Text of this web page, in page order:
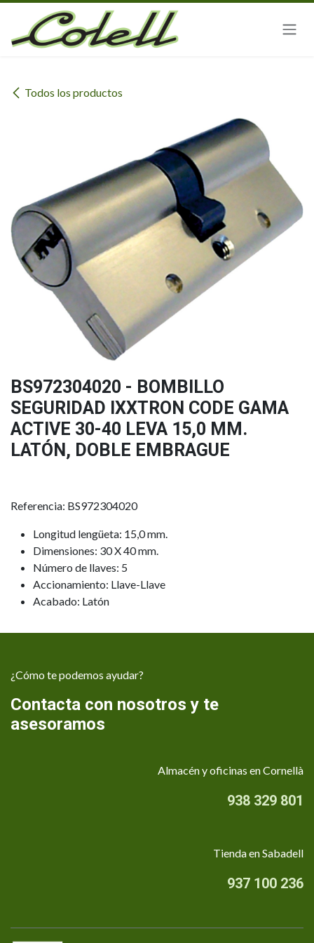
Ir al contenido
Todos los productos
BS972304020 - BOMBILLO
SEGURIDAD IXXTRON CODE GAMA
ACTIVE 30-40 LEVA 15,0 MM.
LATÓN, DOBLE EMBRAGUE
Referencia: BS972304020
Longitud lengüeta: 15,0 mm.
Dimensiones: 30 X 40 mm.
Número de llaves: 5
Accionamiento: Llave-Llave
Acabado: Latón
¿Cómo te podemos ayudar?
Contacta con nosotros y te
asesoramos
Almacén y oficinas en Cornellà
938 329 801
Tienda en Sabadell
937 100 236